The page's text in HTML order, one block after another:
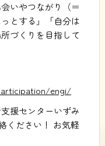
いやつながり（＝
とする」「自分は
づくりを目指して
engi/
援センターいずみ
ください！ お気軽